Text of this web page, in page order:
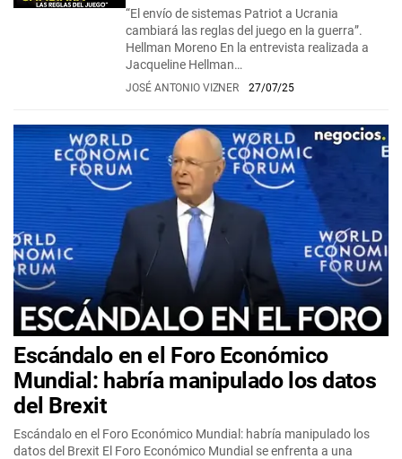
“El envío de sistemas Patriot a Ucrania
cambiará las reglas del juego en la guerra”.
Hellman Moreno En la entrevista realizada a
Jacqueline Hellman…
JOSÉ ANTONIO VIZNER 27/07/25
Escándalo en el Foro Económico
Mundial: habría manipulado los datos
del Brexit
Escándalo en el Foro Económico Mundial: habría manipulado los
datos del Brexit El Foro Económico Mundial se enfrenta a una